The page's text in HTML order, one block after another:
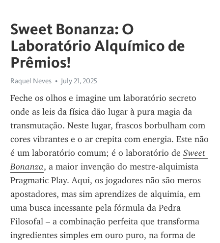
Sweet Bonanza: O
Laboratório Alquímico de
Prêmios!
Raquel Neves July 21, 2025
Feche os olhos e imagine um laboratório secreto
onde as leis da física dão lugar à pura magia da
transmutação. Neste lugar, frascos borbulham com
cores vibrantes e o ar crepita com energia. Este não
é um laboratório comum; é o laboratório de Sweet
Bonanza, a maior invenção do mestre-alquimista
Pragmatic Play. Aqui, os jogadores não são meros
apostadores, mas sim aprendizes de alquimia, em
uma busca incessante pela fórmula da Pedra
Filosofal – a combinação perfeita que transforma
ingredientes simples em ouro puro, na forma de